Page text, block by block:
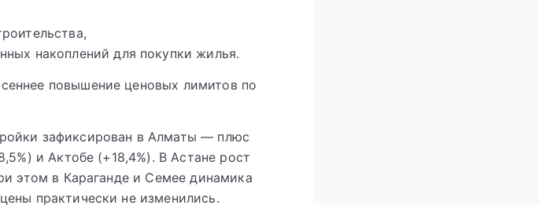
накоплений для покупки жилья.
повышение ценовых лимитов по
зафиксирован в Алматы — плюс
и Актобе (+18,4%). В Астане рост
этом в Караганде и Семее динамика
практически не изменились.